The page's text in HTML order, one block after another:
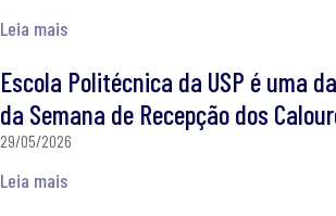
Leia mais
Escola Politécnica da USP é uma
da Semana de Recepção dos
29/05/2026
Leia mais